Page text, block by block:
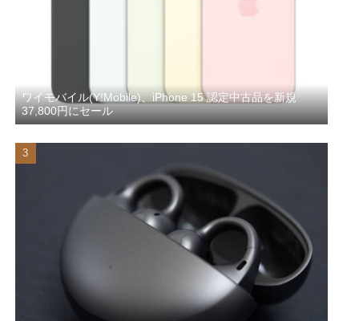
ワイモバイル(Y!Mobile)、iPhone 15 認定中古品を新規
37,800円にセール